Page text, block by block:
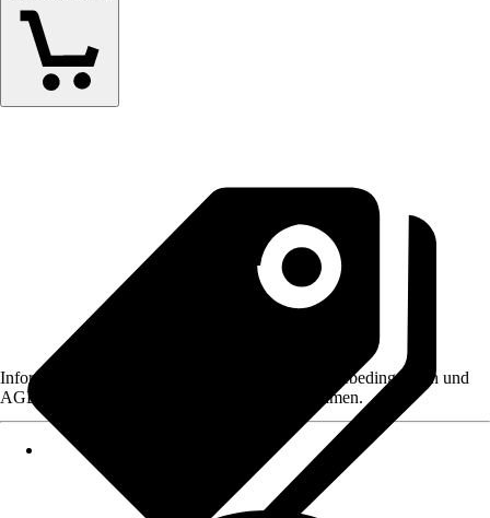
Informationen des Verkäufers, wie z. B. Rückgabebedingungen und
AGB, finden Sie bei Klick auf den Verkäufernamen.